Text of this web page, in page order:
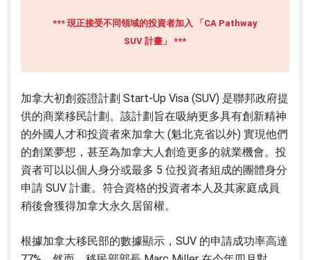
*** 現正接受不同領域的投資者加入 「CA Pathway
SUV 計畫」 ***
加拿大初創簽證計劃 Start-Up Visa (SUV) 是聯邦政府提
供的商業移民計劃。該計劃旨在吸納更多具有創新精神
的外國人才和投資者來加拿大 (魁北克省以外) 實現他們
的創業夢想，甚至為加拿大人創造更多的就業機會。投
資者可以以個人身分或最多 5 位投資者組成的團體身分
申請 SUV 計畫。符合資格的投資者本人及其家庭成員
稍後會獲得加拿大永久居留權。
根據加拿大移民部的數據顯示，SUV 的申請成功率高達